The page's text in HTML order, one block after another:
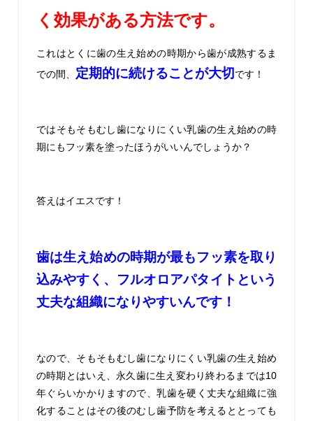
く効果がある方法です。
これはとくに歯の生え始めの時期から歯が成熟するま
での間、 定期的に続けることが大切 です！
ではそもそもむし歯になりにくい乳歯の生え始めの時
期にもフッ素を塗ったほうがいいんでしょうか？
答えはイエスです！
歯は生え始めの時期が最もフッ素を取り
込みやすく、フルオロアパタイトという
丈夫な組織になりやすいんです！
なので、そもそもむし歯になりにくい乳歯の生え始め
の時期とはいえ、永久歯に生え変わり終わるまでは10
年ぐらいかかりますので、乳歯を硬く丈夫な組織に強
化することはその後のむし歯予防を考えるととっても